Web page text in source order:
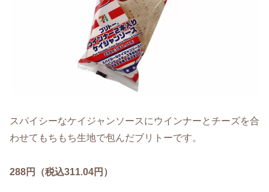
スパイシーなケイジャンソースにウインナーとチーズを合
わせてもちもち生地で包んだブリトーです。
288円（税込311.04円）